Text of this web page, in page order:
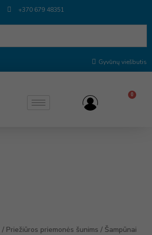
+370 679 48351
Gyvūnų viešbutis
0
/ Priežiūros priemonės šunims / Šampūnai